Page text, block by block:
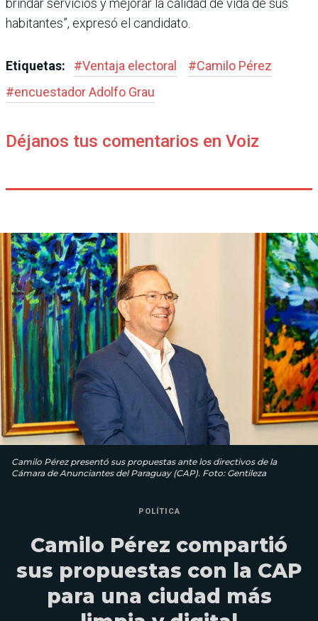
brin­dar servicios y mejorar la calidad de vida de sus
habitantes”, expresó el candidato.
Etiquetas: #Ventaja electoral #Camilo Pérez
#encuestador Adolfo Grau
Déjanos tus comentarios en Voiz
Camilo Pérez presentó sus propuestas ante los directivos de la
Cámara de Anunciantes del Paraguay (CAP). Foto: Gentileza
POLÍTICA
Camilo Pérez compartió
sus propuestas con la CAP
para una ciudad más